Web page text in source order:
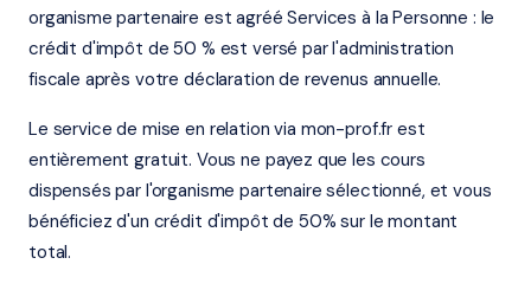
organisme partenaire est agréé Services à la Personne : le
crédit d'impôt de 50 % est versé par l'administration
fiscale après votre déclaration de revenus annuelle.
Le service de mise en relation via mon-prof.fr est
entièrement gratuit. Vous ne payez que les cours
dispensés par l'organisme partenaire sélectionné, et vous
bénéficiez d'un crédit d'impôt de 50% sur le montant
total.